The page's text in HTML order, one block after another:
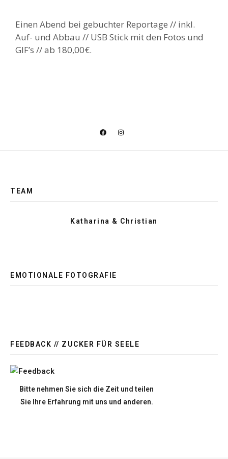
Einen Abend bei gebuchter Reportage // inkl.
Auf- und Abbau // USB Stick mit den Fotos und
GIF’s // ab 180,00€.
TEAM
Katharina & Christian
EMOTIONALE FOTOGRAFIE
FEEDBACK // ZUCKER FÜR SEELE
Bitte nehmen Sie sich die Zeit und teilen
Sie Ihre Erfahrung mit uns und anderen.